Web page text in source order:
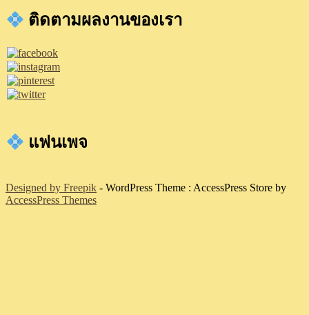
ติดตามผลงานของเรา
แฟนเพจ
Designed by Freepik - WordPress Theme : AccessPress Store by
AccessPress Themes